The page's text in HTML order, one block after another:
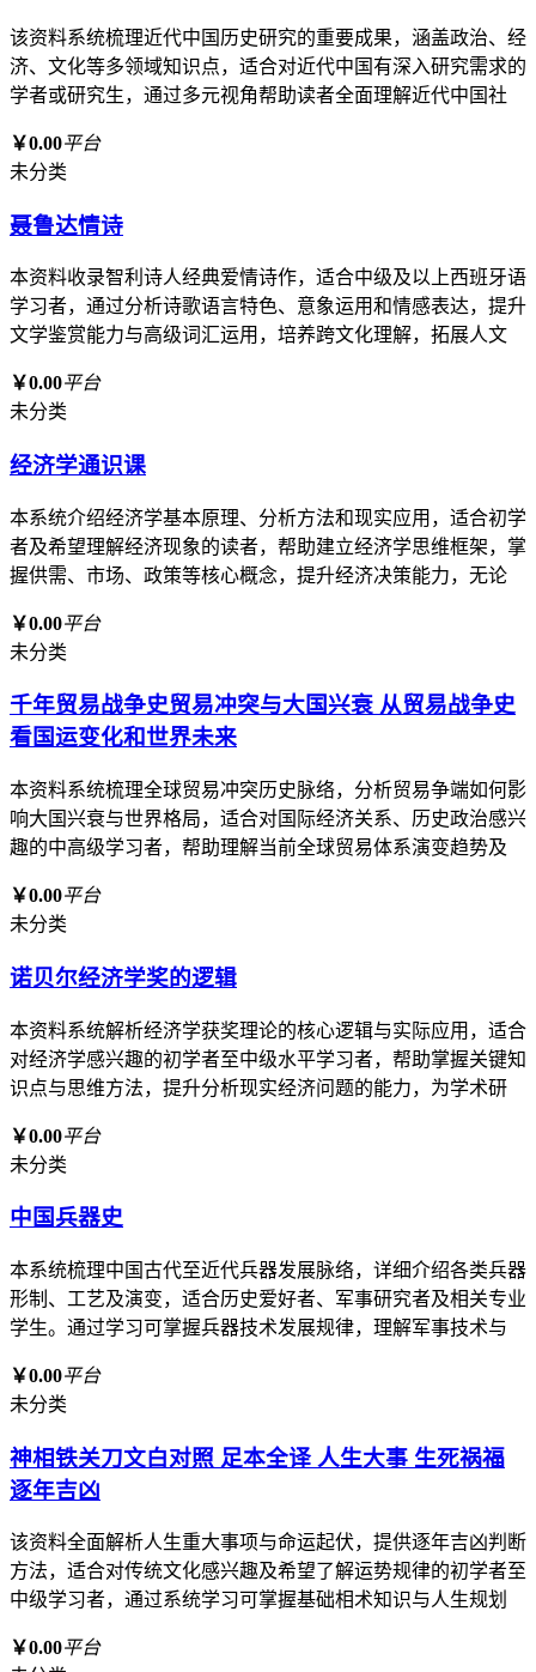
该资料系统梳理近代中国历史研究的重要成果，涵盖政治、经
济、文化等多领域知识点，适合对近代中国有深入研究需求的
学者或研究生，通过多元视角帮助读者全面理解近代中国社
￥0.00平台
未分类
聂鲁达情诗
本资料收录智利诗人经典爱情诗作，适合中级及以上西班牙语
学习者，通过分析诗歌语言特色、意象运用和情感表达，提升
文学鉴赏能力与高级词汇运用，培养跨文化理解，拓展人文
￥0.00平台
未分类
经济学通识课
本系统介绍经济学基本原理、分析方法和现实应用，适合初学
者及希望理解经济现象的读者，帮助建立经济学思维框架，掌
握供需、市场、政策等核心概念，提升经济决策能力，无论
￥0.00平台
未分类
千年贸易战争史贸易冲突与大国兴衰 从贸易战争史
看国运变化和世界未来
本资料系统梳理全球贸易冲突历史脉络，分析贸易争端如何影
响大国兴衰与世界格局，适合对国际经济关系、历史政治感兴
趣的中高级学习者，帮助理解当前全球贸易体系演变趋势及
￥0.00平台
未分类
诺贝尔经济学奖的逻辑
本资料系统解析经济学获奖理论的核心逻辑与实际应用，适合
对经济学感兴趣的初学者至中级水平学习者，帮助掌握关键知
识点与思维方法，提升分析现实经济问题的能力，为学术研
￥0.00平台
未分类
中国兵器史
本系统梳理中国古代至近代兵器发展脉络，详细介绍各类兵器
形制、工艺及演变，适合历史爱好者、军事研究者及相关专业
学生。通过学习可掌握兵器技术发展规律，理解军事技术与
￥0.00平台
未分类
神相铁关刀文白对照 足本全译 人生大事 生死祸福
逐年吉凶
该资料全面解析人生重大事项与命运起伏，提供逐年吉凶判断
方法，适合对传统文化感兴趣及希望了解运势规律的初学者至
中级学习者，通过系统学习可掌握基础相术知识与人生规划
￥0.00平台